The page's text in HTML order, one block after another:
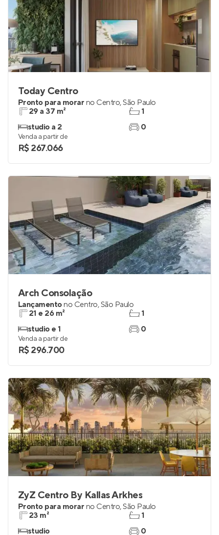
Today Centro
Pronto para morar no Centro,São Paulo
29 a 37 m²
studio a 2
1
0
Venda a partir de
R$ 267.066
Arch Consolação
Lançamentono Centro,São Paulo
21 e 26 m²
studio e 1
1
0
Venda a partir de
R$ 296.700
ZyZ Centro By Kallas Arkhes
Pronto para morar no Centro,São Paulo
23 m²
studio
1
0